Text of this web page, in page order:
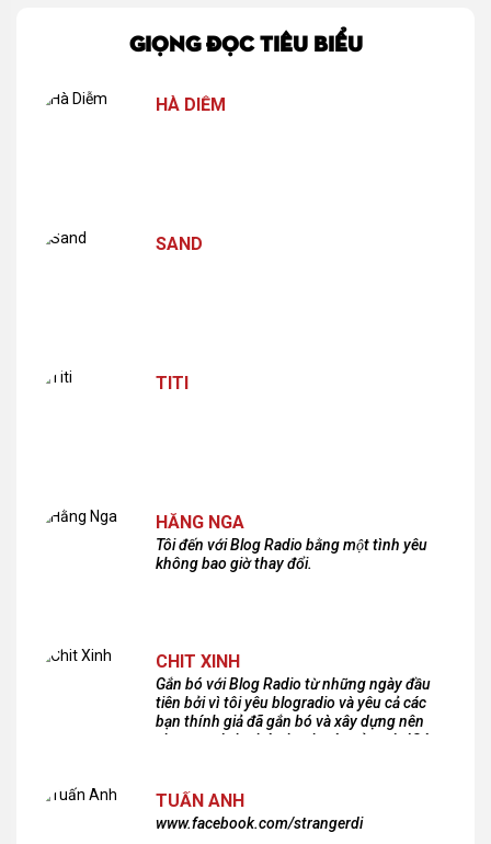
GIỌNG ĐỌC TIÊU BIỂU
HÀ DIỄM
SAND
TITI
HẰNG NGA
Tôi đến với Blog Radio bằng một tình yêu
không bao giờ thay đổi.
CHIT XINH
Gắn bó với Blog Radio từ những ngày đầu
tiên bởi vì tôi yêu blogradio và yêu cả các
bạn thính giả đã gắn bó và xây dựng nên
chương trình phát thanh xúc cảm này!Cám
TUẤN ANH
www.facebook.com/strangerdi